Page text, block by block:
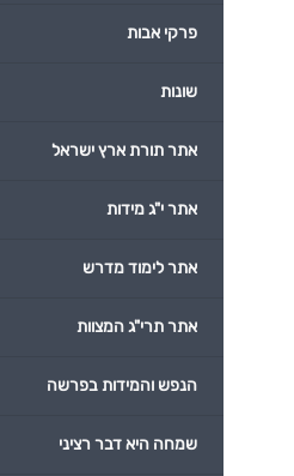
פרקי אבות
שונות
אתר תורת ארץ ישראל
אתר י"ג מידות
אתר לימוד מדרש
אתר תרי"ג המצוות
הנפש והמידות בפרשה
שמחה היא דבר רציני